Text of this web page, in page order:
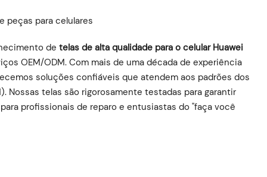
peças para celulares
de telas de alta qualidade para o celular Huawei
OEM/ODM. Com mais de uma década de experiência
soluções confiáveis ​​que atendem aos padrões dos
Nossas telas são rigorosamente testadas para garantir
profissionais de reparo e entusiastas do "faça você